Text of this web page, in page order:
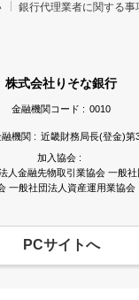
銀行代理業者に関する事
株式会社りそな銀行
金融機関コード : 0010
機関 : 近畿財務局長(登金)第
加入協会 :
人金融先物取引業協会 一般
一般社団法人資産運用業協会
PCサイトへ